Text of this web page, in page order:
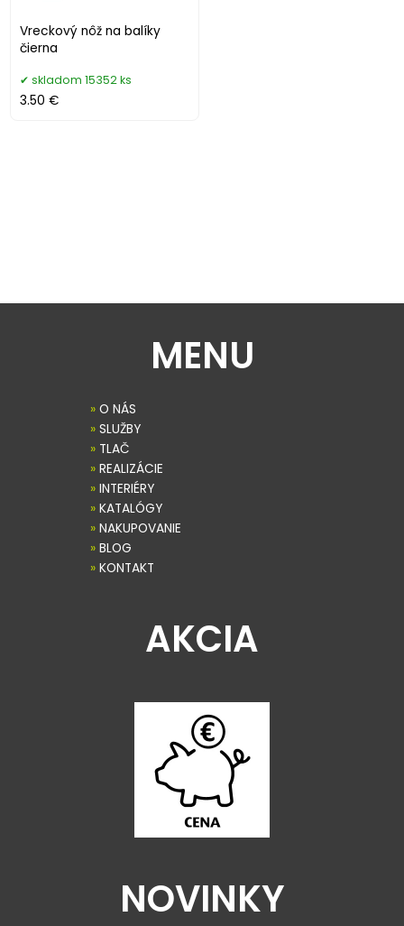
Vreckový nôž na balíky
čierna
skladom 15352 ks
3.50 €
MENU
» O NÁS
» SLUŽBY
» TLAČ
» REALIZÁCIE
» INTERIÉRY
» KATALÓGY
» NAKUPOVANIE
» BLOG
» KONTAKT
AKCIA
NOVINKY